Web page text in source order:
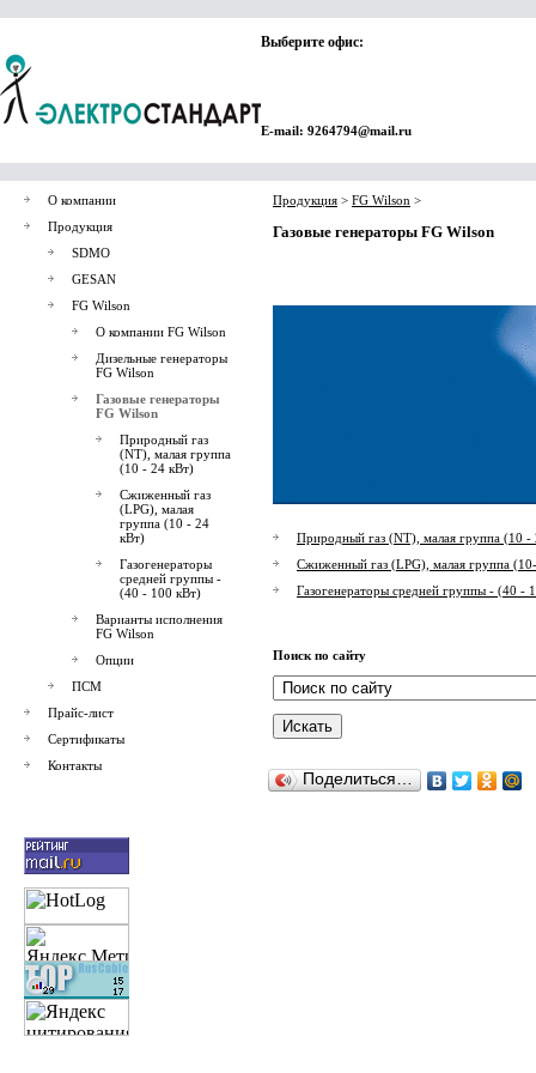
Выберите офис:
E-mail: 9264794@mail.ru
О компании
Продукция
SDMO
GESAN
FG Wilson
О компании FG Wilson
Дизельные генераторы
FG Wilson
Газовые генераторы
FG Wilson
Природный газ
(NT), малая группа
(10 - 24 кВт)
Сжиженный газ
(LPG), малая
группа (10 - 24
кВт)
Газогенераторы
средней группы -
(40 - 100 кВт)
Варианты исполнения
FG Wilson
Опции
ПСМ
Прайс-лист
Сертификаты
Контакты
Продукция > FG Wilson >
Газовые генераторы FG Wilson
Природный газ (NT), малая группа (10 -
Сжиженный газ (LPG), малая группа
Газогенераторы средней группы - (40 -
Поиск по сайту
Поделиться…